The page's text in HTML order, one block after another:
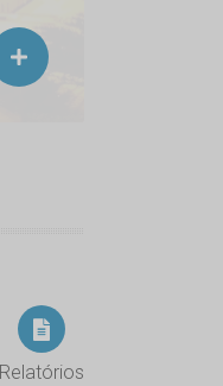
Relatórios